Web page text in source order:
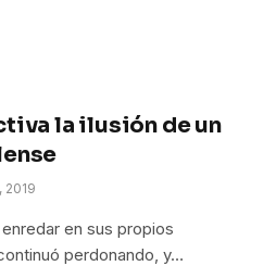
la ilusión de un
2019
en sus propios
perdonando, y…